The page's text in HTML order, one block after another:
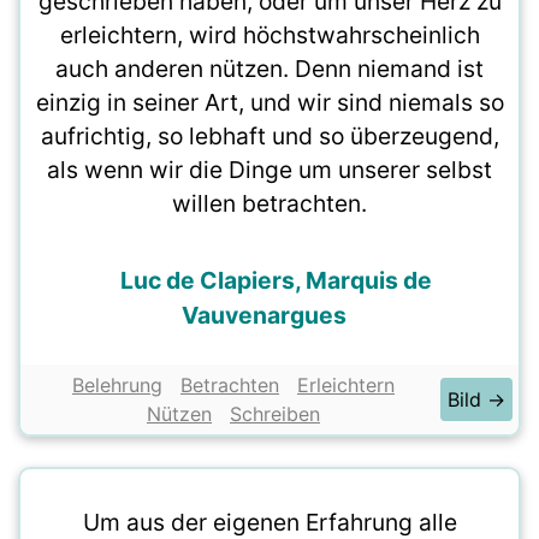
erleichtern, wird höchstwahrscheinlich
auch anderen nützen. Denn niemand ist
einzig in seiner Art, und wir sind niemals so
aufrichtig, so lebhaft und so überzeugend,
als wenn wir die Dinge um unserer selbst
willen betrachten.
Luc de Clapiers, Marquis de
Vauvenargues
Belehrung Betrachten
Erleichtern
Nützen
Schreiben
Bild →
Um aus der eigenen Erfahrung alle